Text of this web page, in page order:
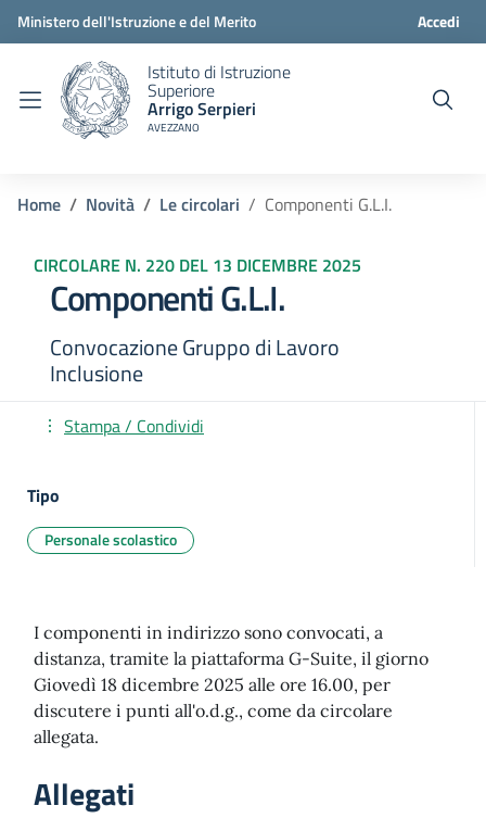
Ministero dell'Istruzione e del Merito Accedi
Istituto di Istruzione
Superiore
Arrigo Serpieri
AVEZZANO
Home Novità Le circolari Componenti G.L.I.
CIRCOLARE N. 220 DEL 13 DICEMBRE 2025
Componenti G.L.I.
Convocazione Gruppo di Lavoro
Inclusione
Stampa / Condividi
Tipo
Personale scolastico
I componenti in indirizzo sono convocati, a
distanza, tramite la piattaforma G-Suite, il giorno
Giovedì 18 dicembre 2025 alle ore 16.00, per
discutere i punti all'o.d.g., come da circolare
allegata.
Allegati